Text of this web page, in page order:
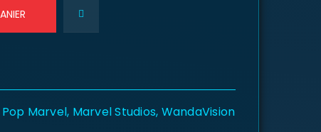
Marvel, Marvel Studios, WandaVision